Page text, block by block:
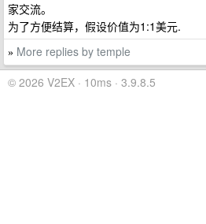
家交流。
为了方便结算，假设价值为1:1美元.
» More replies by temple
© 2026 V2EX · 10ms · 3.9.8.5